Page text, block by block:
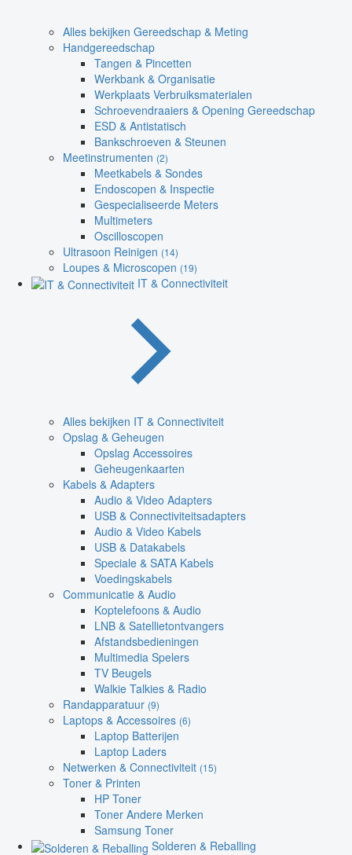
Alles bekijken Gereedschap & Meting
Handgereedschap
Tangen & Pincetten
Werkbank & Organisatie
Werkplaats Verbruiksmaterialen
Schroevendraaiers & Opening Gereedschap
ESD & Antistatisch
Bankschroeven & Steunen
Meetinstrumenten (2)
Meetkabels & Sondes
Endoscopen & Inspectie
Gespecialiseerde Meters
Multimeters
Oscilloscopen
Ultrasoon Reinigen (14)
Loupes & Microscopen (19)
IT & Connectiviteit
Alles bekijken IT & Connectiviteit
Opslag & Geheugen
Opslag Accessoires
Geheugenkaarten
Kabels & Adapters
Audio & Video Adapters
USB & Connectiviteitsadapters
Audio & Video Kabels
USB & Datakabels
Speciale & SATA Kabels
Voedingskabels
Communicatie & Audio
Koptelefoons & Audio
LNB & Satellietontvangers
Afstandsbedieningen
Multimedia Spelers
TV Beugels
Walkie Talkies & Radio
Randapparatuur (9)
Laptops & Accessoires (6)
Laptop Batterijen
Laptop Laders
Netwerken & Connectiviteit (15)
Toner & Printen
HP Toner
Toner Andere Merken
Samsung Toner
Solderen & Reballing